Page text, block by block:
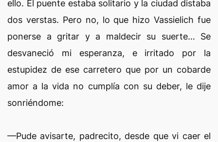
ello. El puente estaba solitario y la ciudad distaba
dos verstas. Pero no, lo que hizo Vassielich fue
ponerse a gritar y a maldecir su suerte… Se
desvaneció mi esperanza, e irritado por la
estupidez de ese carretero que por un cobarde
amor a la vida no cumplía con su deber, le dije
sonriéndome:
—Pude avisarte, padrecito, desde que vi caer el